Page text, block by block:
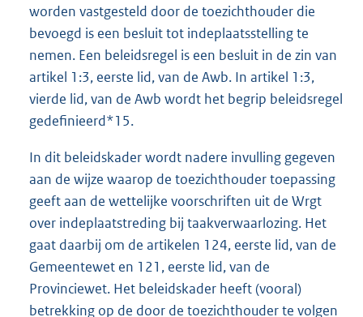
worden vastgesteld door de toezichthouder die
bevoegd is een besluit tot indeplaatsstelling te
nemen. Een beleidsregel is een besluit in de zin van
artikel 1:3, eerste lid, van de Awb. In artikel 1:3,
vierde lid, van de Awb wordt het begrip beleidsregel
gedefinieerd*15.
In dit beleidskader wordt nadere invulling gegeven
aan de wijze waarop de toezichthouder toepassing
geeft aan de wettelijke voorschriften uit de Wrgt
over indeplaatstreding bij taakverwaarlozing. Het
gaat daarbij om de artikelen 124, eerste lid, van de
Gemeentewet en 121, eerste lid, van de
Provinciewet. Het beleidskader heeft (vooral)
betrekking op de door de toezichthouder te volgen